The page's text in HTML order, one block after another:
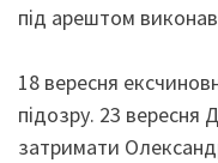
під арештом
18 вересня
підозру. 23 вересня
затримати